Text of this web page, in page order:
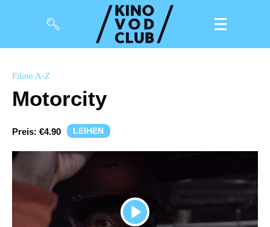
Magazin
Kuratierungen
Filmpakete
Filme A-Z
Motorcity
Preis: €4.90 LEIHEN
PLAY